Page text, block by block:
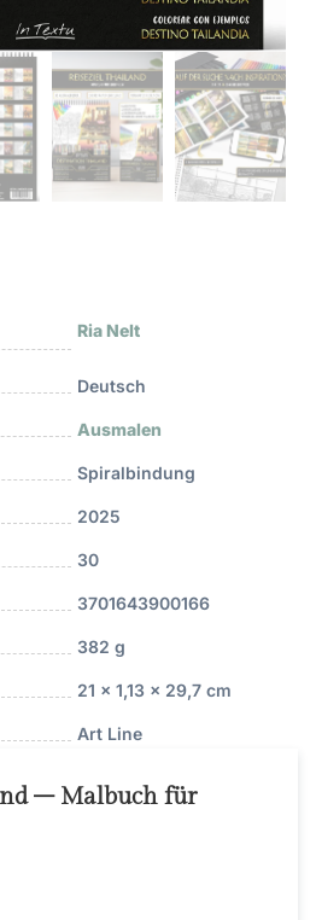
Ria Nelt
Deutsch
Ausmalen
Spiralbindung
2025
30
3701643900166
382 g
21 x 1,13 x 29,7 cm
Art Line
– Malbuch für